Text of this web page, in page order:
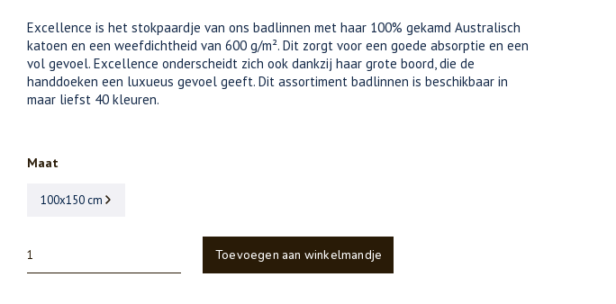
Excellence is het stokpaardje van ons badlinnen met haar 100% gekamd Australisch
katoen en een weefdichtheid van 600 g/m². Dit zorgt voor een goede absorptie en een
vol gevoel. Excellence onderscheidt zich ook dankzij haar grote boord, die de
handdoeken een luxueus gevoel geeft. Dit assortiment badlinnen is beschikbaar in
maar liefst 40 kleuren.
Maat
100x150 cm
Toevoegen aan winkelmandje